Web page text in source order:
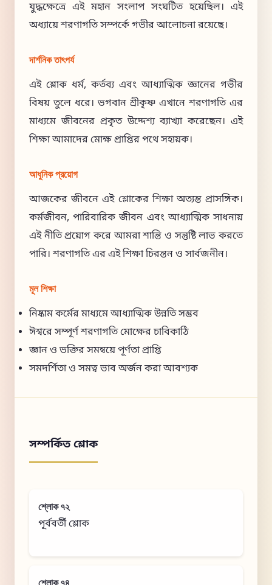
যুদ্ধক্ষেত্রে এই মহান সংলাপ সংঘটিত হয়েছিল। এই
অধ্যায়ে শরণাগতি সম্পর্কে গভীর আলোচনা রয়েছে।
দার্শনিক তাৎপর্য
এই শ্লোক ধর্ম, কর্তব্য এবং আধ্যাত্মিক জ্ঞানের গভীর
বিষয় তুলে ধরে। ভগবান শ্রীকৃষ্ণ এখানে শরণাগতি এর
মাধ্যমে জীবনের প্রকৃত উদ্দেশ্য ব্যাখ্যা করেছেন। এই
শিক্ষা আমাদের মোক্ষ প্রাপ্তির পথে সহায়ক।
আধুনিক প্রয়োগ
আজকের জীবনে এই শ্লোকের শিক্ষা অত্যন্ত প্রাসঙ্গিক।
কর্মজীবন, পারিবারিক জীবন এবং আধ্যাত্মিক সাধনায়
এই নীতি প্রয়োগ করে আমরা শান্তি ও সন্তুষ্টি লাভ করতে
পারি। শরণাগতি এর এই শিক্ষা চিরন্তন ও সার্বজনীন।
মূল শিক্ষা
নিষ্কাম কর্মের মাধ্যমে আধ্যাত্মিক উন্নতি সম্ভব
ঈশ্বরে সম্পূর্ণ শরণাগতি মোক্ষের চাবিকাঠি
জ্ঞান ও ভক্তির সমন্বয়ে পূর্ণতা প্রাপ্তি
সমদর্শিতা ও সমত্ব ভাব অর্জন করা আবশ্যক
সম্পর্কিত শ্লোক
শ্লোক ৭২
পূর্ববর্তী শ্লোক
শ্লোক ৭৪